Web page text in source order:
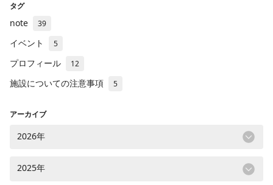
タグ
note 39
イベント 5
プロフィール 12
施設についての注意事項 5
アーカイブ
2026年
2025年